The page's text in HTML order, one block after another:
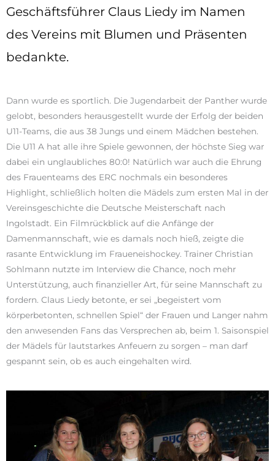
Geschäftsführer Claus Liedy im Namen
des Vereins mit Blumen und Präsenten
bedankte.
Dann wurde es sportlich. Die Jugendarbeit der Panther wurde
gelobt, besonders herausgestellt wurde der Erfolg der beiden
U11-Teams, die aus 38 Jungs und einem Mädchen bestehen.
Die U11 A hat alle ihre Spiele gewonnen, der höchste Sieg war
dabei ein unglaubliches 80:0! Natürlich war auch die Ehrung
des Frauenteams des ERC nochmals ein besonderes
Highlight, schließlich holten die Mädels zum ersten Mal in der
Vereinsgeschichte die Deutsche Meisterschaft nach
Ingolstadt. Ein Filmrückblick auf die Anfänge der
Damenmannschaft, wie es damals noch hieß, zeigte die
rasante Entwicklung im Fraueneishockey. Trainer Christian
Sohlmann nutzte im Interview die Chance, noch mehr
Unterstützung, auch finanzieller Art, für seine Mannschaft zu
fordern. Claus Liedy betonte, er sei „begeistert vom
körperbetonten, schnellen Spiel“ der Frauen und Langer nahm
den anwesenden Fans das Versprechen ab, beim 1. Saisonspiel
der Mädels für lautstarkes Anfeuern zu sorgen – man darf
gespannt sein, ob es auch eingehalten wird.